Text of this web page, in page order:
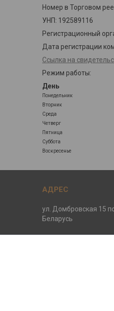
Номер в Торговом
УНП: 192589116
Регистрационный
Дата регистрации
Ссылка на
Режим работы:
День
Понедельник
Вторник
Среда
Четверг
Пятница
Суббота
Воскресенье
ул. Домбровская 15
Беларусь